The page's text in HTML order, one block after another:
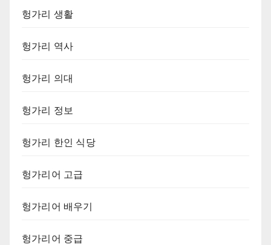
헝가리 생활
헝가리 역사
헝가리 의대
헝가리 정보
헝가리 한인 식당
헝가리어 고급
헝가리어 배우기
헝가리어 중급